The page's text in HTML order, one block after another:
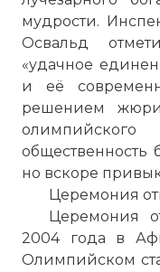
мудрости.
Освальд
«удачное
и её
решением
общественность
но вскоре
Церемония
Церемония
2004 года в
Олимпийском